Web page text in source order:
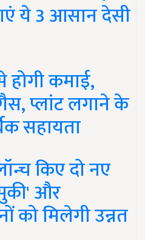
ये 3 आसान देसी
कमाई,
प्लांट लगाने के
सहायता
किए दो नए
और
को मिलेगी उन्नत